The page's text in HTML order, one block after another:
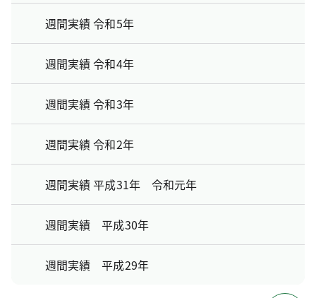
週間実績 令和5年
週間実績 令和4年
週間実績 令和3年
週間実績 令和2年
週間実績 平成31年 令和元年
週間実績 平成30年
週間実績 平成29年